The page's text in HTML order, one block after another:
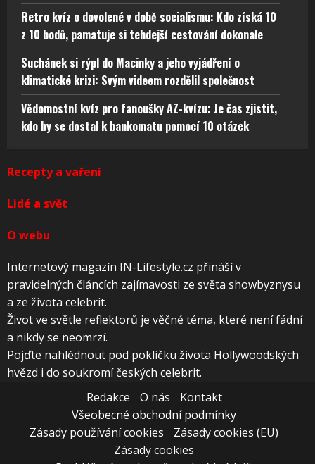
Retro kvíz o dovolené v době socialismu: Kdo získá 10
z 10 bodů, pamatuje si tehdejší cestování dokonale
Suchánek si rýpl do Macinky a jeho vyjádření o
klimatické krizi: Svým videem rozdělil společnost
Vědomostní kvíz pro fanoušky AZ-kvízu: Je čas zjistit,
kdo by se dostal k bankomatu pomocí 10 otázek
Recepty a vaření
Lidé a svět
O webu
Internetový magazín IN-Lifestyle.cz přináší v
pravidelných článcích zajímavosti ze světa showbyznysu
a ze života celebrit.
Život ve světle reflektorů je věčné téma, které není fádní
a nikdy se neomrzí.
Pojďte nahlédnout pod pokličku života Hollywoodských
hvězd i do soukromí českých celebrit.
Redakce
O nás
Kontakt
Všeobecné obchodní podmínky
Zásady používání cookies
Zásady cookies (EU)
Zásady cookies